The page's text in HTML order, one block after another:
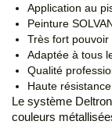
Application au
Peinture
Très fort
Adaptée à tous
Qualité
Haute
Le système
couleurs